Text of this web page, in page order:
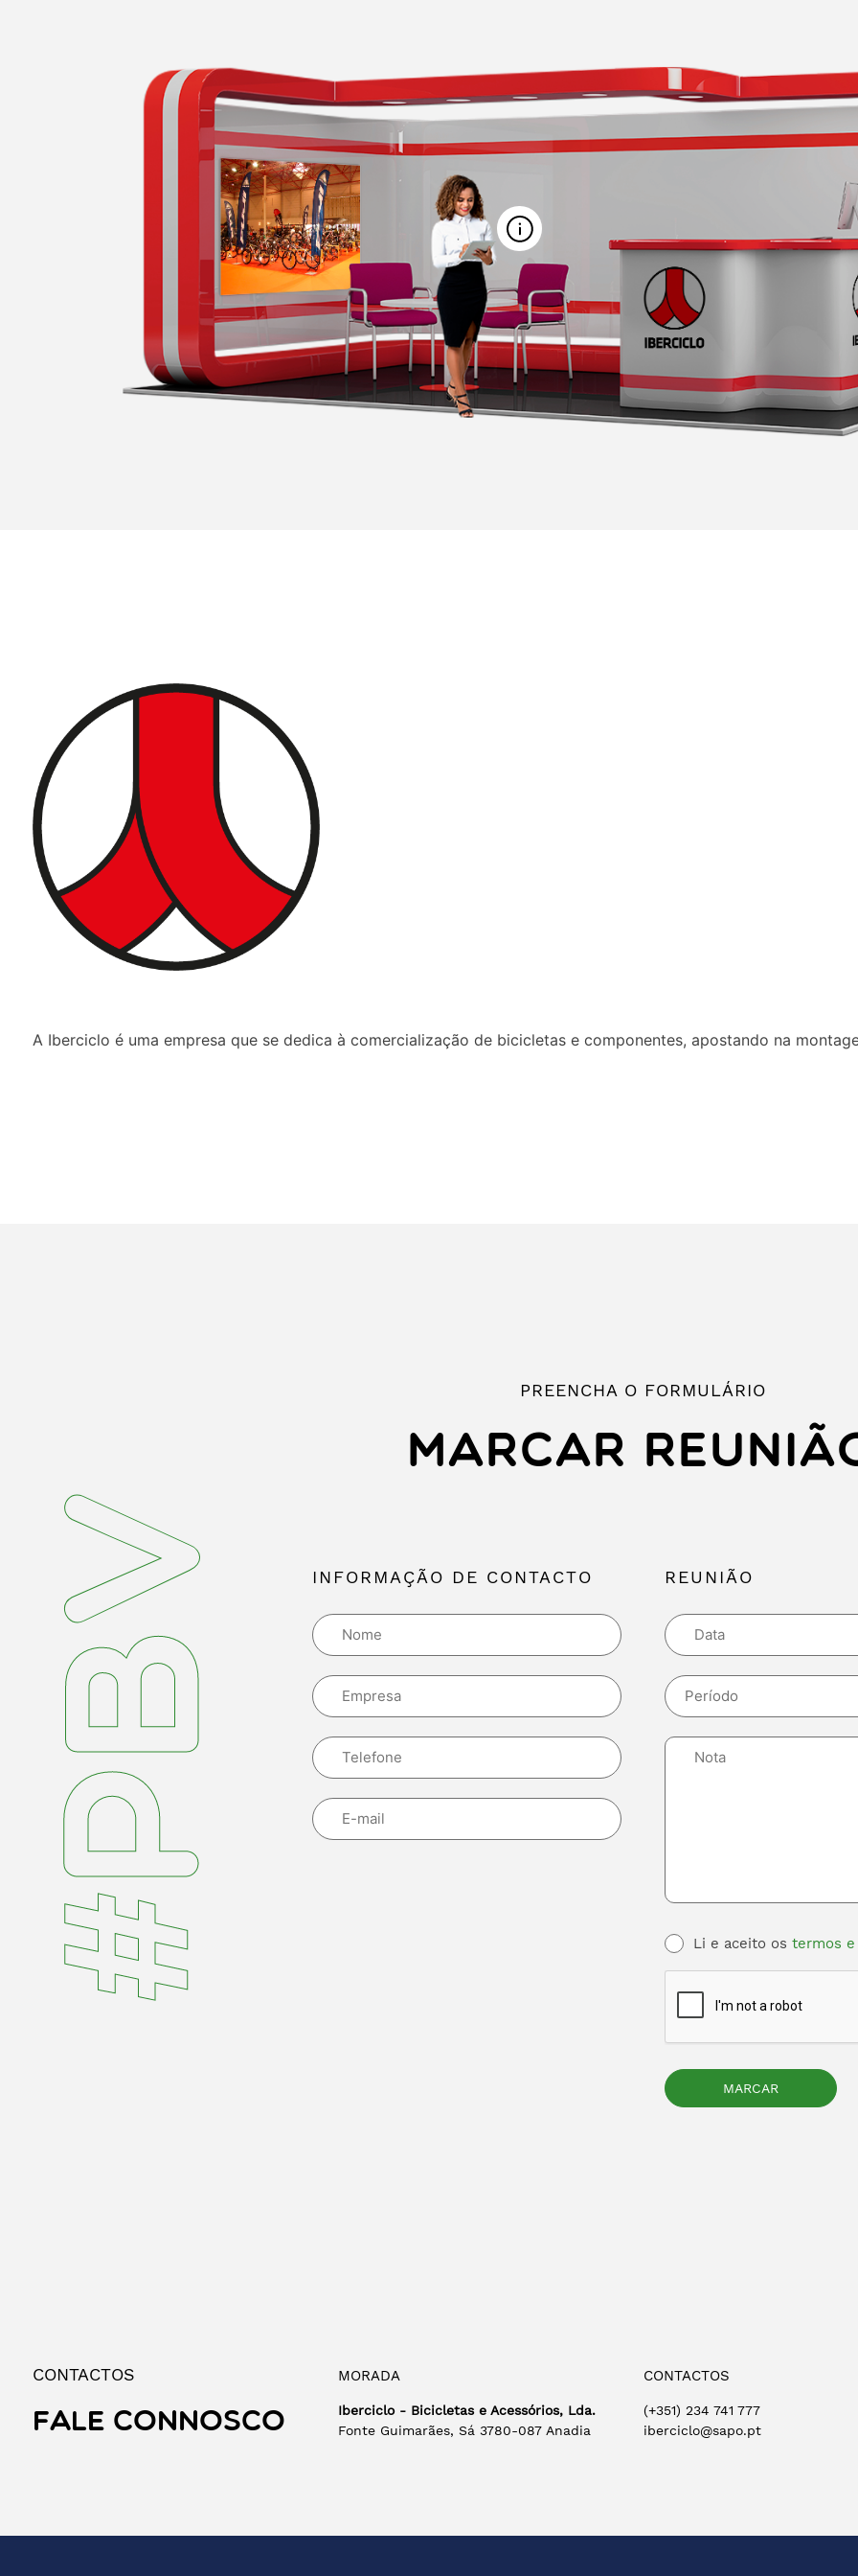
A Iberciclo é uma empresa que se dedica à comercialização de bicicletas e componentes, apostando na
PREENCHA O FORMULÁRIO
MARCAR
INFORMAÇÃO DE CONTACTO REUNIÃO
Li e aceito ostermos
CONTACTOS
FALE CONNOSCO
MORADA
Iberciclo - Bicicletas e Acessórios, Lda.
Fonte Guimarães, Sá 3780-087 Anadia
CONTACTOS
(+351) 234 741 777
iberciclo@sapo.pt